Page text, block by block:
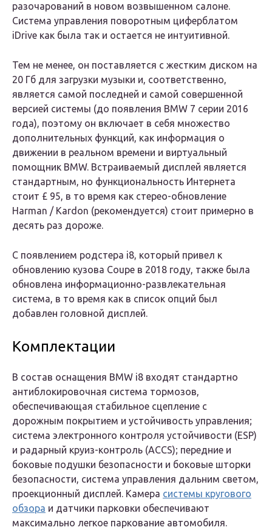
разочарований в новом возвышенном салоне.
Система управления поворотным циферблатом
iDrive как была так и остается не интуитивной.
Тем не менее, он поставляется с жестким диском на
20 Гб для загрузки музыки и, соответственно,
является самой последней и самой совершенной
версией системы (до появления BMW 7 серии 2016
года), поэтому он включает в себя множество
дополнительных функций, как информация о
движении в реальном времени и виртуальный
помощник BMW. Встраиваемый дисплей является
стандартным, но функциональность Интернета
стоит £ 95, в то время как стерео-обновление
Harman / Kardon (рекомендуется) стоит примерно в
десять раз дороже.
С появлением родстера i8, который привел к
обновлению кузова Coupe в 2018 году, также была
обновлена ​​информационно-развлекательная
система, в то время как в список опций был
добавлен головной дисплей.
Комплектации
В состав оснащения BMW i8 входят стандартно
антиблокировочная система тормозов,
обеспечивающая стабильное сцепление с
дорожным покрытием и устойчивость управления;
система электронного контроля устойчивости (ESP)
и радарный круиз-контроль (ACCS); передние и
боковые подушки безопасности и боковые шторки
безопасности, система управления дальним светом,
проекционный дисплей. Камера системы кругового
обзора и датчики парковки обеспечивают
максимально легкое паркование автомобиля.